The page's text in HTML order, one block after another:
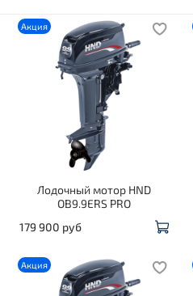
Акция
Лодочный мотор HND
OB9.9ERS PRO
179 900 руб
Акция